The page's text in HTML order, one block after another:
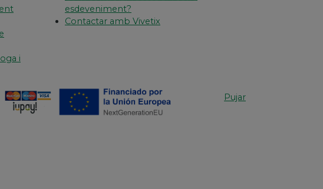
i
esdeveniment?
Contactar amb Vivetix
Pujar